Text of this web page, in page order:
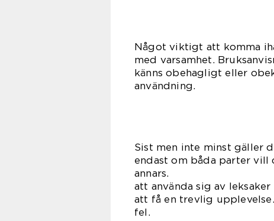
Något viktigt att komma
med varsamhet.
känns obehagligt eller
användning.
Sist men inte minst gäller
endast om båda parter vill
annars.
att använda sig av
att få en trevlig